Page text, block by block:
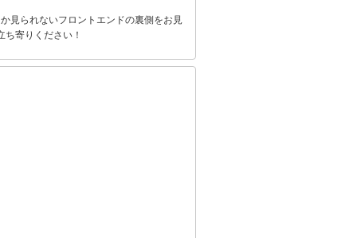
見られないフロントエンドの裏側をお見
寄りください！